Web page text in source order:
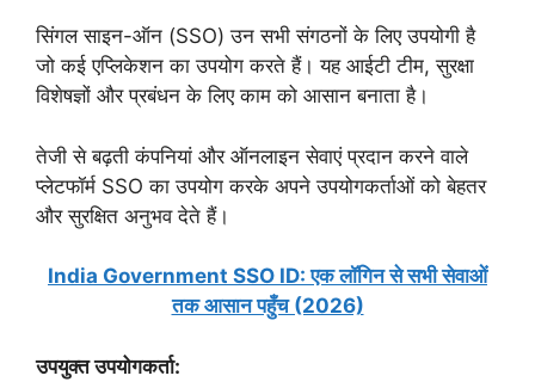
सिंगल साइन-ऑन (SSO) उन सभी संगठनों के लिए उपयोगी है
जो कई एप्लिकेशन का उपयोग करते हैं। यह आईटी टीम, सुरक्षा
विशेषज्ञों और प्रबंधन के लिए काम को आसान बनाता है।
तेजी से बढ़ती कंपनियां और ऑनलाइन सेवाएं प्रदान करने वाले
प्लेटफॉर्म SSO का उपयोग करके अपने उपयोगकर्ताओं को बेहतर
और सुरक्षित अनुभव देते हैं।
India Government SSO ID: एक लॉगिन से सभी सेवाओं
तक आसान पहुँच (2026)
उपयुक्त उपयोगकर्ता: